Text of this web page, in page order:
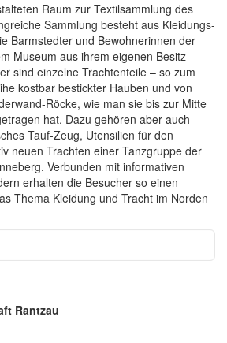
Raum zur Textilsammlung des
Sammlung besteht aus Kleidungs-
Barmstedter und Bewohnerinnen der
Museum aus ihrem eigenen Besitz
sind einzelne Trachtenteile – so zum
kostbar bestickter Hauben und von
Röcke, wie man sie bis zur Mitte
hat. Dazu gehören aber auch
Tauf-Zeug, Utensilien für den
neuen Trachten einer Tanzgruppe der
Verbunden mit informativen
erhalten die Besucher so einen
Thema Kleidung und Tracht im Norden
Rantzau